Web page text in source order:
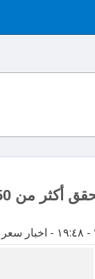
دولار من صادرات السفن واليخوت خلال 4 أشهر
- اخبار